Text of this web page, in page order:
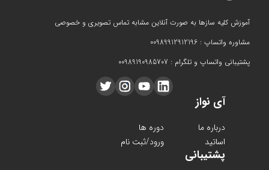
آموزش کلیه سازها به صورت آنلاین مشابه تماس تصویری و خصوصی
مشاوره واتساپ : 00989912912196
پشتیبانی واتساپ و تلگرام : 00989190985707
آی نواز
درباره ما
دوره ها
اساتید
ورود/ثبت نام
پشتیبانی